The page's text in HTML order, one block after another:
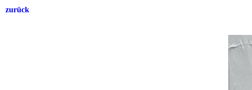
zurück